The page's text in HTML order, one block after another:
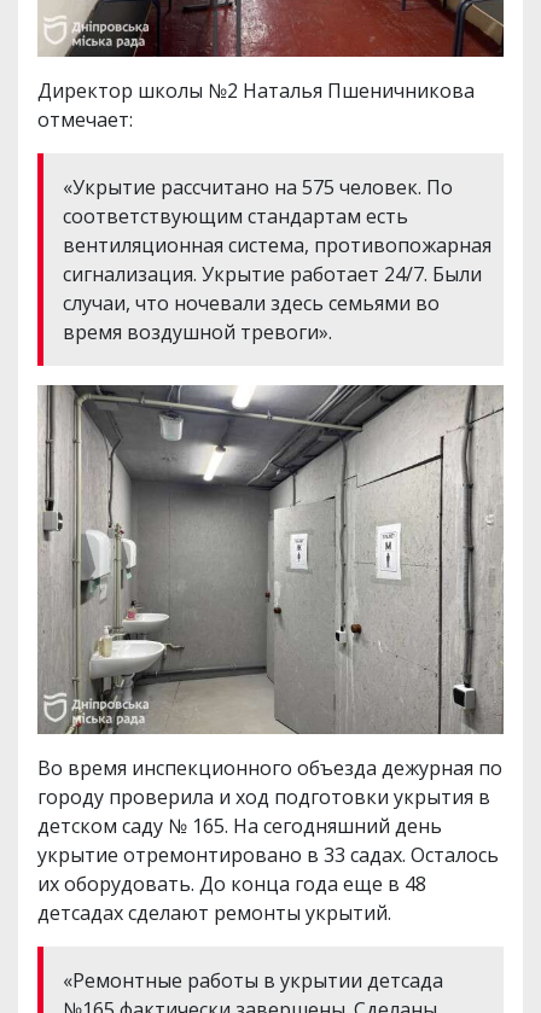
Директор школы №2 Наталья Пшеничникова
отмечает:
«Укрытие рассчитано на 575 человек. По
соответствующим стандартам есть
вентиляционная система, противопожарная
сигнализация. Укрытие работает 24/7. Были
случаи, что ночевали здесь семьями во
время воздушной тревоги».
Во время инспекционного объезда дежурная по
городу проверила и ход подготовки укрытия в
детском саду № 165. На сегодняшний день
укрытие отремонтировано в 33 садах. Осталось
их оборудовать. До конца года еще в 48
детсадах сделают ремонты укрытий.
«Ремонтные работы в укрытии детсада